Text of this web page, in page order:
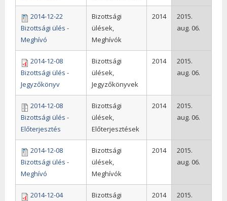
2014-12-22
Bizottsági ülés -
Meghívó
Bizottsági
ülések,
Meghívók
2014
2015.
aug. 06.
2014-12-08
Bizottsági ülés -
Jegyzőkönyv
Bizottsági
ülések,
Jegyzőkönyvek
2014
2015.
aug. 06.
2014-12-08
Bizottsági ülés -
Előterjesztés
Bizottsági
ülések,
Előterjesztések
2014
2015.
aug. 06.
2014-12-08
Bizottsági ülés -
Meghívó
Bizottsági
ülések,
Meghívók
2014
2015.
aug. 06.
2014-12-04
Bizottsági
2014
2015.